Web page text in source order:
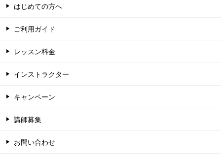
はじめての方へ
ご利用ガイド
レッスン料金
インストラクター
キャンペーン
講師募集
お問い合わせ